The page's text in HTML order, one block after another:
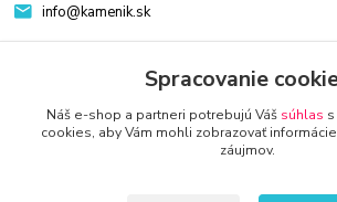
info@kamenik.sk
Eshop-
Spracovanie
Náš e-shop a partneri potrebujú Váš súhlas
cookies, aby Vám mohli zobrazovať
záujmov.